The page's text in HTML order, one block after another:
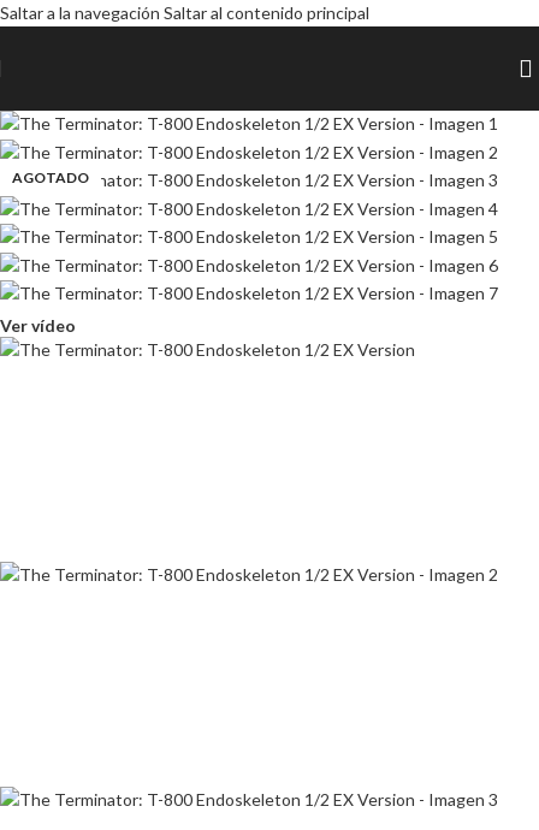
Saltar a la navegación Saltar al contenido principal
AGOTADO
Ver vídeo